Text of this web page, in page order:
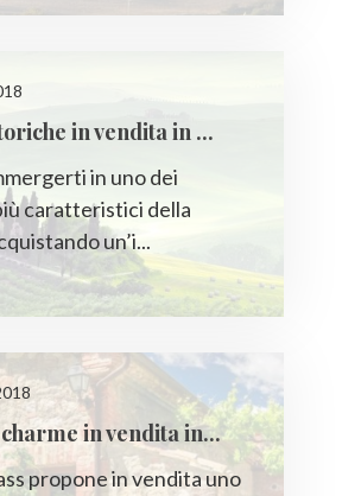
in vendita in ...
in uno dei
caratteristici della
un’i...
in vendita in...
propone in vendita uno